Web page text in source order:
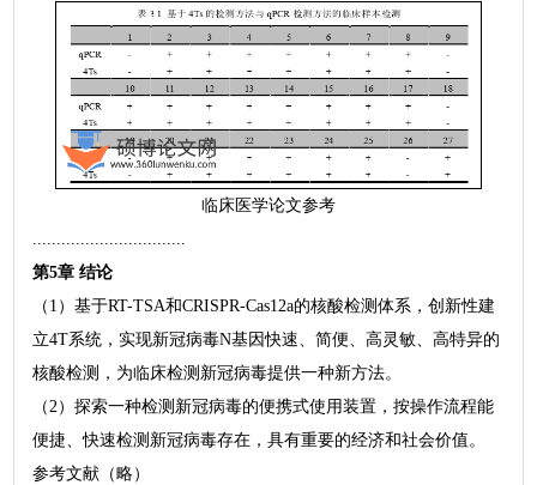
临床医学论文参考
................................
第5章 结论
（1）基于RT-TSA和CRISPR-Cas12a的核酸检测体系，创新性建
立4T系统，实现新冠病毒N基因快速、简便、高灵敏、高特异的
核酸检测，为临床检测新冠病毒提供一种新方法。
（2）探索一种检测新冠病毒的便携式使用装置，按操作流程能
便捷、快速检测新冠病毒存在，具有重要的经济和社会价值。
参考文献（略）